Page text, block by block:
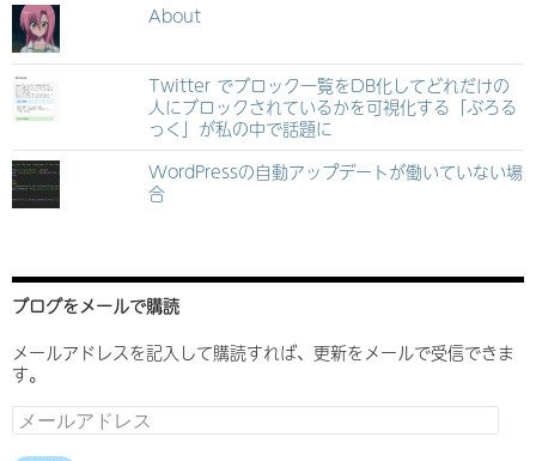
About
Twitter でブロック一覧をDB化してどれだけの
人にブロックされているかを可視化する「ぶろる
っく」が私の中で話題に
WordPressの自動アップデートが働いていない場
合
ブログをメールで購読
メールアドレスを記入して購読すれば、更新をメールで受信できま
す。
メ
ー